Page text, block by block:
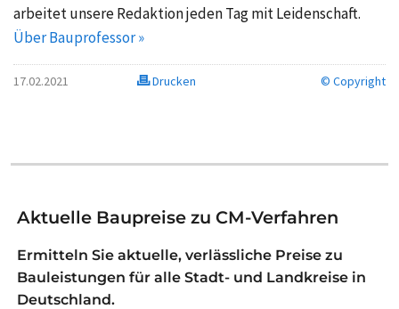
arbeitet unsere Redaktion jeden Tag mit Leidenschaft.
Über Bauprofessor »
17.02.2021 Drucken © Copyright
Aktuelle Baupreise zu CM-Verfahren
Ermitteln Sie aktuelle, verlässliche Preise zu
Bauleistungen für alle Stadt- und Landkreise in
Deutschland.